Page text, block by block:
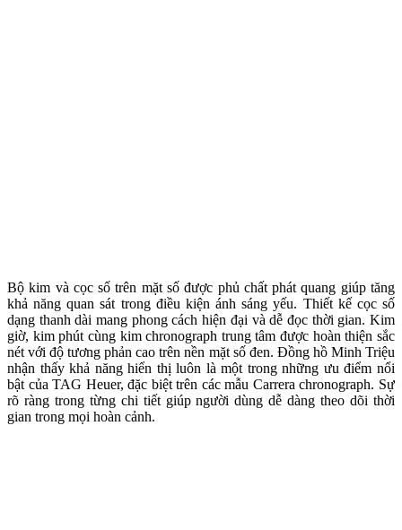
Bộ kim và cọc số trên mặt số được phủ chất phát quang giúp tăng
khả năng quan sát trong điều kiện ánh sáng yếu. Thiết kế cọc số
dạng thanh dài mang phong cách hiện đại và dễ đọc thời gian. Kim
giờ, kim phút cùng kim chronograph trung tâm được hoàn thiện sắc
nét với độ tương phản cao trên nền mặt số đen. Đồng hồ Minh Triệu
nhận thấy khả năng hiển thị luôn là một trong những ưu điểm nổi
bật của TAG Heuer, đặc biệt trên các mẫu Carrera chronograph. Sự
rõ ràng trong từng chi tiết giúp người dùng dễ dàng theo dõi thời
gian trong mọi hoàn cảnh.